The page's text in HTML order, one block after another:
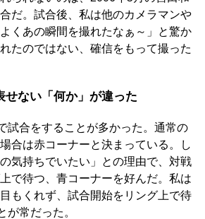
だ。試合後、私は他のカメラマンや
くあの瞬間を撮れたなぁ～」と驚か
たのではない、確信をもって撮った
せない「何か」が違った
合をすることが多かった。通常の
合は赤コーナーと決まっている。し
気持ちでいたい」との理由で、対戦
で待つ、青コーナーを好んだ。私は
もくれず、試合開始をリング上で待
が常だった。